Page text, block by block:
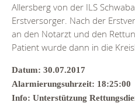
Allersberg von der ILS
Erstversorger. Nach der
an den Notarzt und den
Patient wurde dann in die
Datum: 30.07.2017
Alarmierungsuhrzeit: 18:25:00
Info: Unterstützung